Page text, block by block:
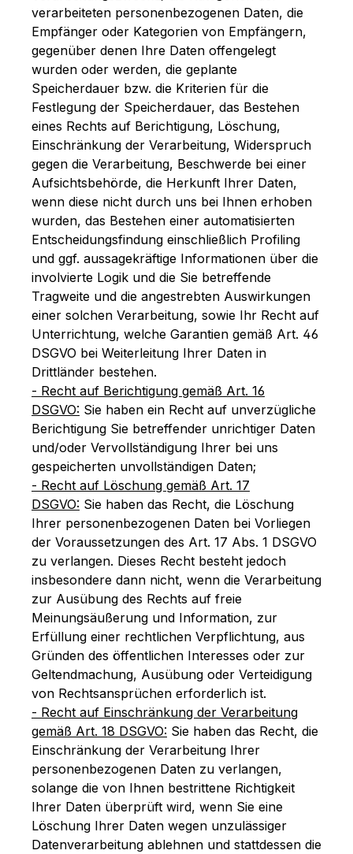
verarbeiteten personenbezogenen Daten, die
Empfänger oder Kategorien von Empfängern,
gegenüber denen Ihre Daten offengelegt
wurden oder werden, die geplante
Speicherdauer bzw. die Kriterien für die
Festlegung der Speicherdauer, das Bestehen
eines Rechts auf Berichtigung, Löschung,
Einschränkung der Verarbeitung, Widerspruch
gegen die Verarbeitung, Beschwerde bei einer
Aufsichtsbehörde, die Herkunft Ihrer Daten,
wenn diese nicht durch uns bei Ihnen erhoben
wurden, das Bestehen einer automatisierten
Entscheidungsfindung einschließlich Profiling
und ggf. aussagekräftige Informationen über die
involvierte Logik und die Sie betreffende
Tragweite und die angestrebten Auswirkungen
einer solchen Verarbeitung, sowie Ihr Recht auf
Unterrichtung, welche Garantien gemäß Art. 46
DSGVO bei Weiterleitung Ihrer Daten in
Drittländer bestehen.
- Recht auf Berichtigung gemäß Art. 16
DSGVO: Sie haben ein Recht auf unverzügliche
Berichtigung Sie betreffender unrichtiger Daten
und/oder Vervollständigung Ihrer bei uns
gespeicherten unvollständigen Daten;
- Recht auf Löschung gemäß Art. 17
DSGVO: Sie haben das Recht, die Löschung
Ihrer personenbezogenen Daten bei Vorliegen
der Voraussetzungen des Art. 17 Abs. 1 DSGVO
zu verlangen. Dieses Recht besteht jedoch
insbesondere dann nicht, wenn die Verarbeitung
zur Ausübung des Rechts auf freie
Meinungsäußerung und Information, zur
Erfüllung einer rechtlichen Verpflichtung, aus
Gründen des öffentlichen Interesses oder zur
Geltendmachung, Ausübung oder Verteidigung
von Rechtsansprüchen erforderlich ist.
- Recht auf Einschränkung der Verarbeitung
gemäß Art. 18 DSGVO: Sie haben das Recht, die
Einschränkung der Verarbeitung Ihrer
personenbezogenen Daten zu verlangen,
solange die von Ihnen bestrittene Richtigkeit
Ihrer Daten überprüft wird, wenn Sie eine
Löschung Ihrer Daten wegen unzulässiger
Datenverarbeitung ablehnen und stattdessen die